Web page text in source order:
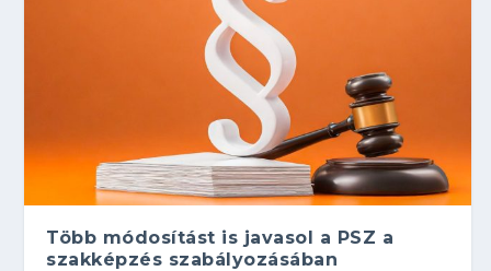
Több módosítást is javasol a PSZ a
szakképzés szabályozásában